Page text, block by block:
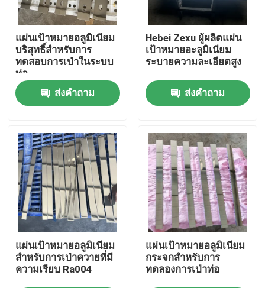
วิดีโอ
การแสดง VR
เกี่ยวกับเรา
ทัวร์โรงงาน
ควบคุมคุณภาพ
ติดต่อเรา
ข่าว
แผ่นเป้าหมายอลูมิเนียม
บริสุทธิ์สําหรับการ
ทดสอบการเป่าในระบบ
ท่อ
ส่งคำถาม
Hebei Zexu ผู้ผลิตแผ่น
เป้าหมายอะลูมิเนียม
ระบายความละเอียดสูง
ส่งคำถาม
แผ่นเป้าหมายอลูมิเนียม
สําหรับการเป่าควายที่มี
ความเรียบ Ra004
แผ่นเป้าหมายอลูมิเนียม
กระจกสําหรับการ
ทดลองการเป่าท่อ